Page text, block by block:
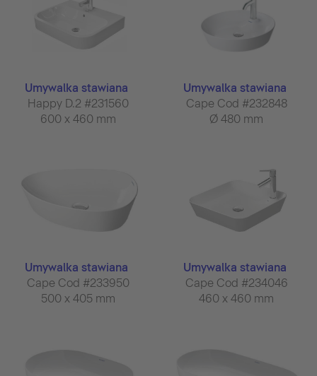
Umywalka stawiana
Happy D.2 #231560
600 x 460 mm
Umywalka stawiana
Cape Cod #232848
Ø 480 mm
Umywalka stawiana
Cape Cod #233950
500 x 405 mm
Umywalka stawiana
Cape Cod #234046
460 x 460 mm